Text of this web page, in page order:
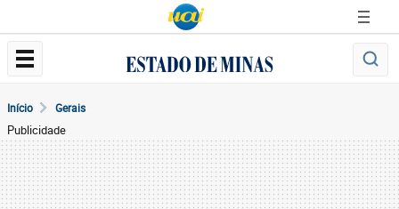
Início Gerais
Publicidade